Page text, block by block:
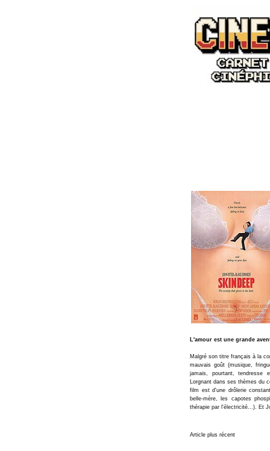
L'amour est une grande
Malgré son titre français à la
mauvais goût (musique,
jamais, pourtant, tendresse
Lorgnant dans ses thèmes du
film est d'une drôlerie
belle-mère, les capotes
thérapie par l'électricité...). Et
Article plus récent